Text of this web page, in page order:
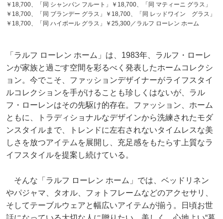
￥18,700、「同 シャンパン フルート」￥18,700、「同 マティーニ グラス」
￥18,700、「同 ブランデー グラス」￥18,700、「同 レッドワイン グラス」
￥18,700、「同 ハイボール グラス」￥25,300／ラルフ ローレン ホーム
「ラルフ ローレン ホーム」は、1983年、ラルフ・ローレ
ンが家族と過ごす空間を彩るべく発表したホームコレクシ
ョン。今でこそ、ファッションデザイナーがライフスタイ
ルコレクションを手がけることも珍しくはないが、ラル
フ・ローレンはその先駆け的存在。ファッション、ホーム
ともに、トラディショナルなデザインから洗練されたモダ
ンスタイルまで、トレンドに左右されないタイムレスな美
しさを放つアイテムを展開し、充足感をもたらす上質なラ
イフスタイルを提案し続けている。
そんな「ラルフ ローレン ホーム」では、ベッドリネン
やパジャマ、タオル、フォトフレームなどのアクセサリ、
そしてテーブルウェアと幅広いアイテムが揃う。日頃お世